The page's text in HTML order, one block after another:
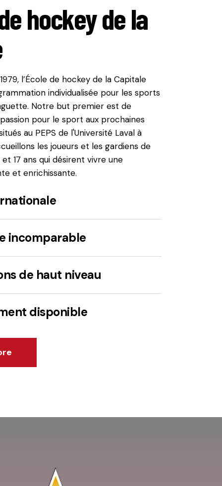
hockey de la
l’École de hockey de la Capitale
individualisée pour les sports
Notre but premier est de
pour le sport aux prochaines
au PEPS de l'Université Laval à
les joueurs et les gardiens de
17 ans qui désirent vivre une
et enrichissante.
incomparable
de haut niveau
disponible